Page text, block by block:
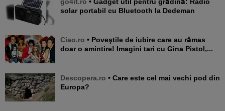
solar portabil cu Bluetooth la Dedeman
Ciao.ro • Poveştile de iubire care au rămas
doar o amintire! Imagini tari cu Gina Pistol,...
Descopera.ro • Care este cel mai vechi pod din
Europa?